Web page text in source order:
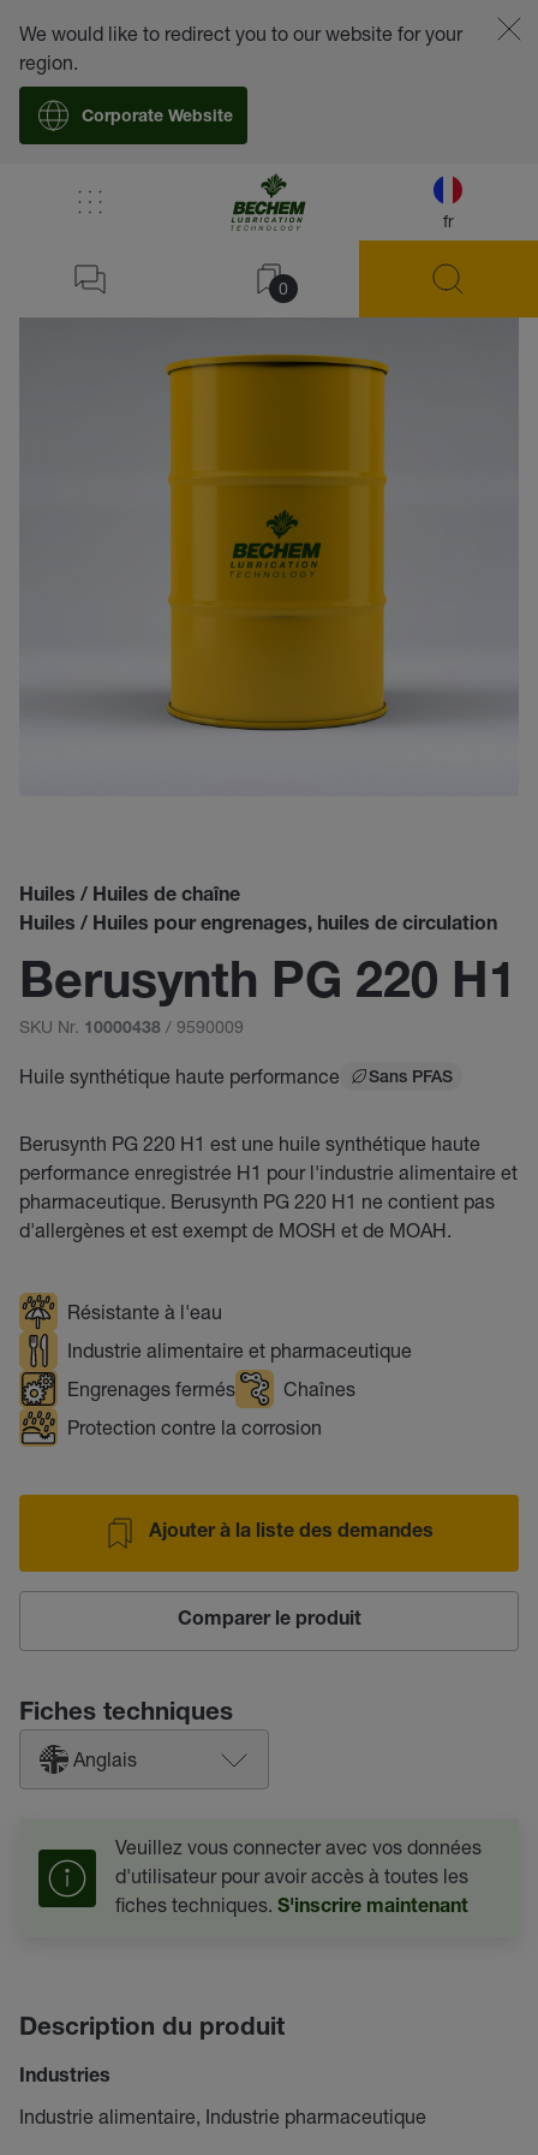
fr
0
We would like to redirect you to our website for your
region.
Corporate Website
Huiles / Huiles de chaîne
Huiles / Huiles pour engrenages, huiles de circulation
Berusynth PG 220 H1
SKU Nr. 10000438 / 9590009
Huile synthétique haute performance Sans PFAS
Berusynth PG 220 H1 est une huile synthétique haute
performance enregistrée H1 pour l'industrie alimentaire et
pharmaceutique. Berusynth PG 220 H1 ne contient pas
d'allergènes et est exempt de MOSH et de MOAH.
Résistante à l'eau
Industrie alimentaire et pharmaceutique
Engrenages fermés
Chaînes
Protection contre la corrosion
Ajouter à la liste des demandes
Comparer le produit
Fiches techniques
Anglais
Veuillez vous connecter avec vos données
d'utilisateur pour avoir accès à toutes les
fiches techniques. S'inscrire maintenant
Description du produit
Industries
Industrie alimentaire, Industrie pharmaceutique